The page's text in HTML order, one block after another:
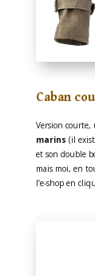
Caban
Version
marins (il
et son double
mais moi, en
l’e-shop en